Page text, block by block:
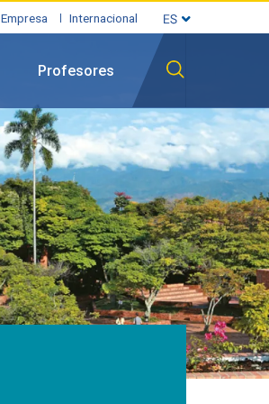
Empresa Internacional
Profesores